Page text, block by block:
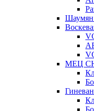
МЕЦ